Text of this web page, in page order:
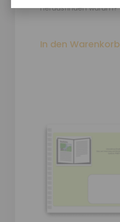
herausfinden warum?
In den Warenkorb